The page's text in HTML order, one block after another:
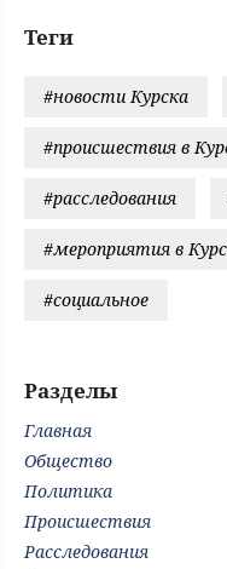
Теги
#новости Курска
#происшествия в
#расследования
#мероприятия в
#социальное
Разделы
Главная
Общество
Политика
Происшествия
Расследования